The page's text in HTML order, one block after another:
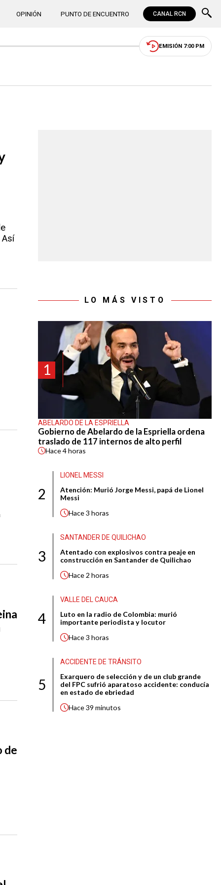
OPINIÓN PUNTO DE ENCUENTRO CANAL RCN
EMISIÓN 7:00 PM
de
LO MÁS VISTO
1
ABELARDO DE LA ESPRIELLA
Gobierno de Abelardo de la Espriella ordena
traslado de 117 internos de alto perfil
Hace4 horas
2
LIONEL MESSI
Atención: Murió Jorge Messi, papá de Lionel
Messi
Hace3 horas
3
SANTANDER DE QUILICHAO
Atentado con explosivos contra peaje en
construcción en Santander de Quilichao
Hace2 horas
4
VALLE DEL CAUCA
Luto en la radio de Colombia: murió
importante periodista y locutor
Hace3 horas
5
ACCIDENTE DE TRÁNSITO
Exarquero de selección y de un club grande
del FPC sufrió aparatoso accidente: conducía
en estado de ebriedad
Hace39 minutos